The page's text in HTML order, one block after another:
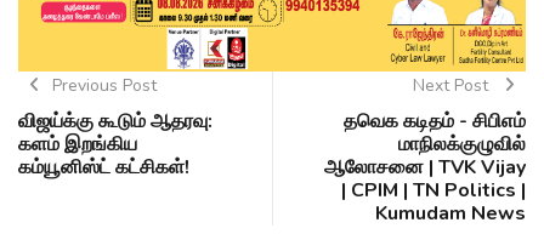
Previous Post
விஜய்க்கு கூடும் ஆதரவு:
களம் இறங்கிய
கம்யூனிஸ்ட் கட்சிகள்!
Next Post
தவெக கடிதம் - சிபிஎம்
மாநிலக்குழுவில்
ஆலோசனை | TVK Vijay
| CPIM | TN Politics |
Kumudam News